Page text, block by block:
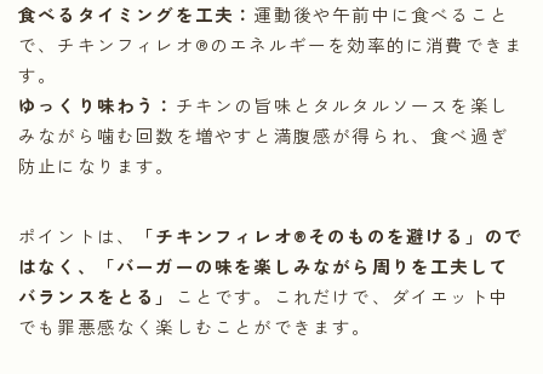
食べるタイミングを工夫： 運動後や午前中に食べること
で、チキンフィレオ®のエネルギーを効率的に消費できま
す。
ゆっくり味わう： チキンの旨味とタルタルソースを楽し
みながら噛む回数を増やすと満腹感が得られ、食べ過ぎ
防止になります。
ポイントは、
「チキンフィレオ®そのものを避ける」ので
はなく、「バーガーの味を楽しみながら周りを工夫して
バランスをとる」
ことです。これだけで、ダイエット中
でも罪悪感なく楽しむことができます。